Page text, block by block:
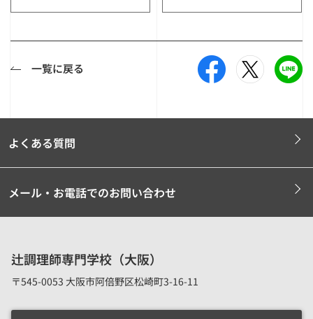
一覧に戻る
よくある質問
メール・お電話でのお問い合わせ
辻調理師専門学校（大阪）
〒545-0053 大阪市阿倍野区松崎町3-16-11